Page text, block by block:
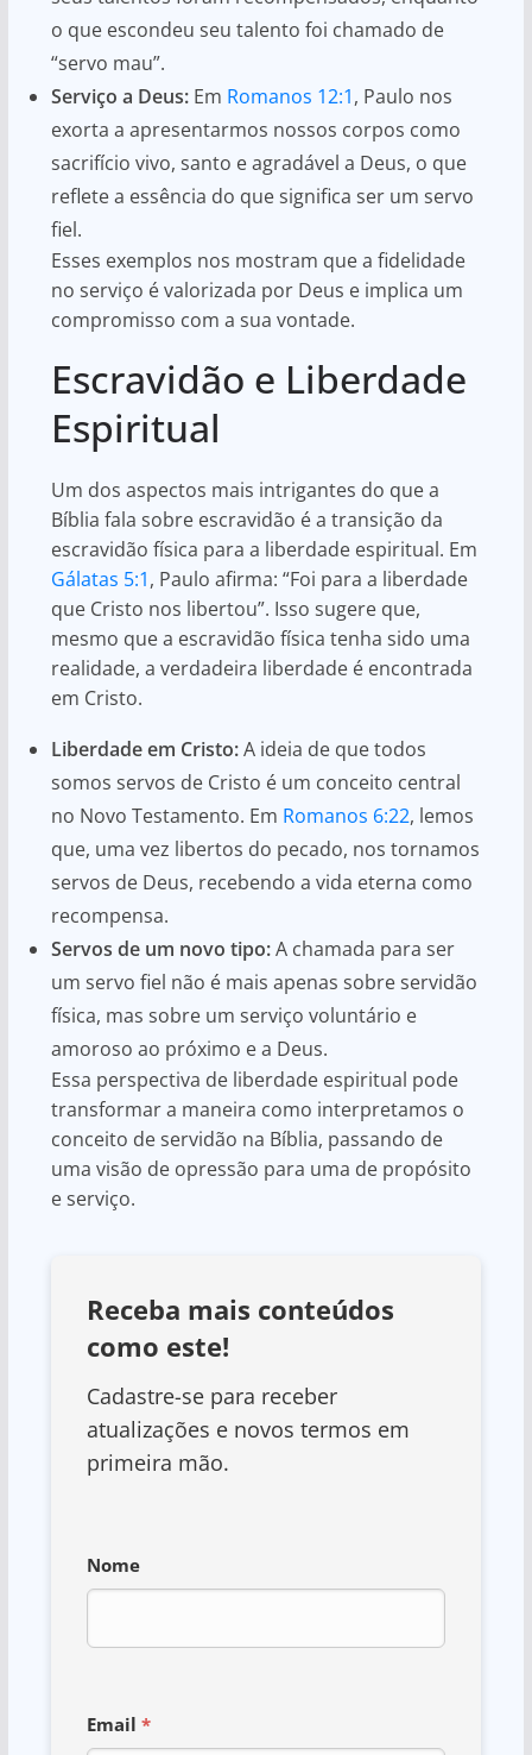
o que escondeu seu talento foi chamado de
“servo mau”.
Serviço a Deus:Em Romanos 12:1, Paulo nos
exorta a apresentarmos nossos corpos como
sacrifício vivo, santo e agradável a Deus, o que
reflete a essência do que significa ser um servo
fiel.
Esses exemplos nos mostram que a fidelidade
no serviço é valorizada por Deus e implica um
compromisso com a sua vontade.
Escravidão e Liberdade
Espiritual
Um dos aspectos mais intrigantes do que a
Bíblia fala sobre escravidão é a transição da
escravidão física para a liberdade espiritual. Em
Gálatas 5:1, Paulo afirma: “Foi para a liberdade
que Cristo nos libertou”. Isso sugere que,
mesmo que a escravidão física tenha sido uma
realidade, a verdadeira liberdade é encontrada
em Cristo.
Liberdade em Cristo:A ideia de que todos
somos servos de Cristo é um conceito central
no Novo Testamento. Em Romanos 6:22, lemos
que, uma vez libertos do pecado, nos tornamos
servos de Deus, recebendo a vida eterna como
recompensa.
Servos de um novo tipo:A chamada para ser
um servo fiel não é mais apenas sobre servidão
física, mas sobre um serviço voluntário e
amoroso ao próximo e a Deus.
Essa perspectiva de liberdade espiritual pode
transformar a maneira como interpretamos o
conceito de servidão na Bíblia, passando de
uma visão de opressão para uma de propósito
e serviço.
Receba mais conteúdos
como este!
Cadastre-se para receber
atualizações e novos termos em
primeira mão.
Nome
Email *